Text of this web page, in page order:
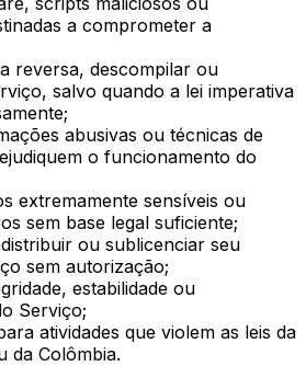
a comprometer a
reversa, descompilar ou
salvo quando a lei imperativa
abusivas ou técnicas de
o funcionamento do
extremamente sensíveis ou
sem base legal suficiente;
ou sublicenciar seu
sem autorização;
estabilidade ou
Serviço;
atividades que violem as leis da
da Colômbia.